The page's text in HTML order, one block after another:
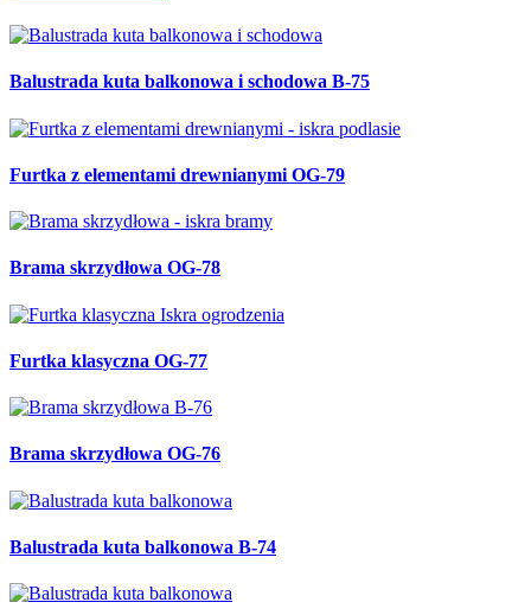
Balustrada kuta balkonowa i schodowa B-75
Furtka z elementami drewnianymi OG-79
Brama skrzydłowa OG-78
Furtka klasyczna OG-77
Brama skrzydłowa OG-76
Balustrada kuta balkonowa B-74